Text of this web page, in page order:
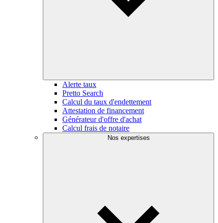
Alerte taux
Pretto Search
Calcul du taux d'endettement
Attestation de financement
Générateur d'offre d'achat
Calcul frais de notaire
Nos expertises